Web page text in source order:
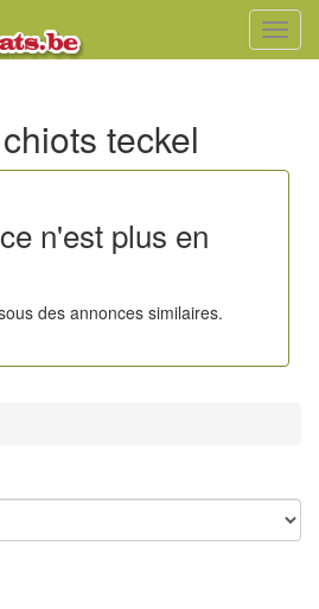
teckel
n'est plus en
des annonces similaires.